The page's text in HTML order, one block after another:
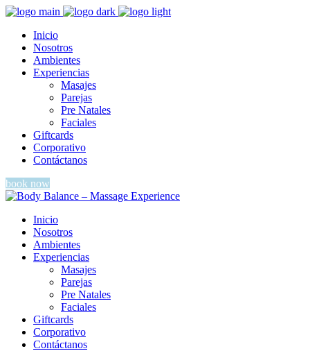
Inicio
Nosotros
Ambientes
Experiencias
Masajes
Parejas
Pre Natales
Faciales
Giftcards
Corporativo
Contáctanos
book now
Inicio
Nosotros
Ambientes
Experiencias
Masajes
Parejas
Pre Natales
Faciales
Giftcards
Corporativo
Contáctanos